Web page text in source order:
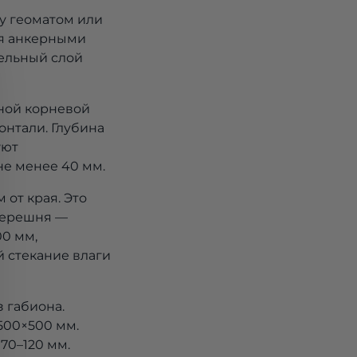
геоматом или
анкерными
слой
корневой
Глубина
менее 40 мм.
края. Это
—
мм,
влаги
габиона.
мм.
мм.